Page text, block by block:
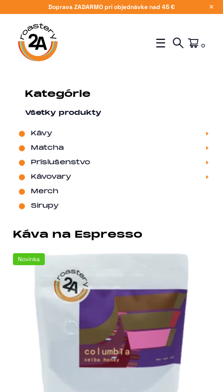
Doprava ZADARMO pri objednávke nad 45 € X
☰ 0
Kategórie
Všetky produkty
Kávy
Matcha
Príslušenstvo
Kávovary
Merch
Sirupy
Káva na Espresso
Novinka